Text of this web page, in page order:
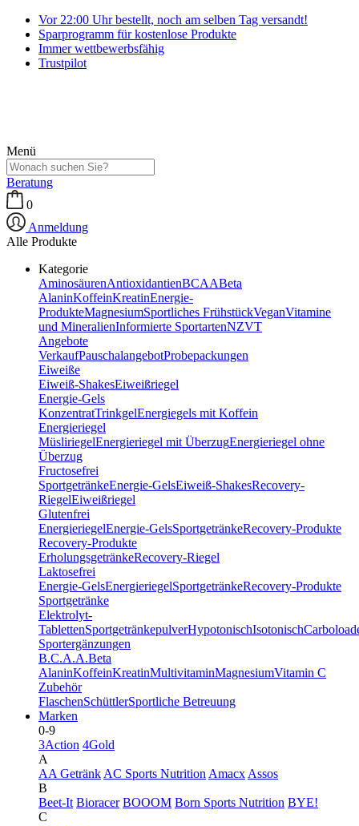
Vor 22:00 Uhr bestellt, noch am selben Tag versandt!
Sparprogramm für kostenlose Produkte
Immer wettbewerbsfähig
Trustpilot
Menü
Beratung
0
Anmeldung
Alle Produkte
Kategorie
AminosäurenAntioxidantienBCAABeta
AlaninKoffeinKreatinEnergie-
ProdukteMagnesiumSportliches FrühstückVeganVitamine
und MineralienInformierte SportartenNZVT
Angebote
VerkaufPauschalangebotProbepackungen
Eiweiße
Eiweiß-ShakesEiweißriegel
Energie-Gels
KonzentratTrinkgelEnergiegels mit Koffein
Energieriegel
MüsliriegelEnergieriegel mit ÜberzugEnergieriegel ohne
Überzug
Fructosefrei
SportgetränkeEnergie-GelsEiweiß-ShakesRecovery-
RiegelEiweißriegel
Glutenfrei
EnergieriegelEnergie-GelsSportgetränkeRecovery-Produkte
Recovery-Produkte
ErholungsgetränkeRecovery-Riegel
Laktosefrei
Energie-GelsEnergieriegelSportgetränkeRecovery-Produkte
Sportgetränke
Elektrolyt-
TablettenSportgetränkepulverHypotonischIsotonisch
Sportergänzungen
B.C.A.A.Beta
AlaninKoffeinKreatinMultivitaminMagnesiumVitamin C
Zubehör
FlaschenSchüttlerSportliche Betreuung
Marken
0-9
3Action 4Gold
A
AA Getränk AC Sports Nutrition Amacx Assos
B
Beet-It Bioracer BOOOM Born Sports Nutrition BYE!
C